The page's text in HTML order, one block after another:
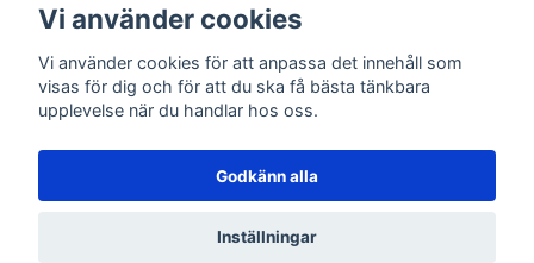
Sidor
© 2026 TIGFELDS FORDON
Vi använder cookies
Vi använder cookies för att anpassa det innehåll som
visas för dig och för att du ska få bästa tänkbara
upplevelse när du handlar hos oss.
Godkänn alla
Inställningar